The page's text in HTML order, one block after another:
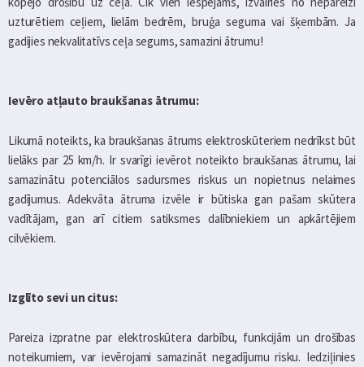
uzturētiem ceļiem, lielām bedrēm, bruģa seguma vai šķembām. Ja
gadījies nekvalitatīvs ceļa segums, samazini ātrumu!
Ievēro atļauto braukšanas ātrumu:
Likumā noteikts, ka braukšanas ātrums elektroskūteriem nedrīkst būt
lielāks par 25 km/h. Ir svarīgi ievērot noteikto braukšanas ātrumu, lai
samazinātu potenciālos sadursmes riskus un nopietnus nelaimes
gadījumus. Adekvāta ātruma izvēle ir būtiska gan pašam skūtera
vadītājam, gan arī citiem satiksmes dalībniekiem un apkārtējiem
cilvēkiem.
Izglīto sevi un citus:
Pareiza izpratne par elektroskūtera darbību, funkcijām un drošības
noteikumiem, var ievērojami samazināt negadījumu risku. Iedziļinies